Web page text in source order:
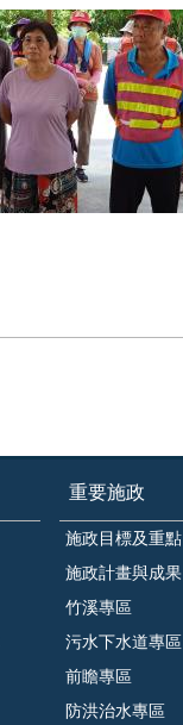
重要施政
施政目標及重點
施政計畫與成果
竹溪專區
污水下水道專區
前瞻專區
防洪治水專區